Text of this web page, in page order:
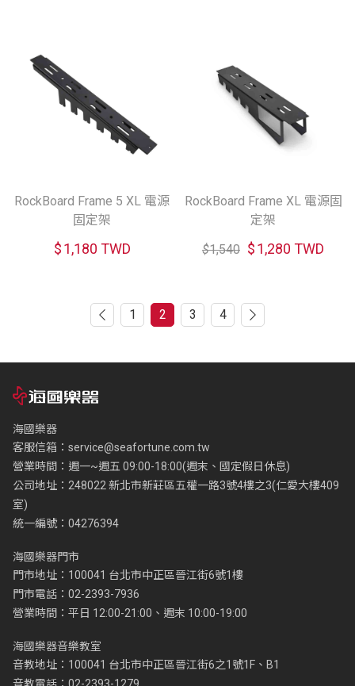
RockBoard Frame 5 XL 電源
固定架
$1,180 TWD
RockBoard Frame XL 電源固
定架
$1,540 $1,280 TWD
1 2 3 4
海國樂器
客服信箱： service@seafortune.com.tw
營業時間：週一~週五 09:00-18:00(週末、國定假日休息)
公司地址：248022 新北市新莊區五權一路3號4樓之3(仁愛大樓409
室)
統一編號：04276394
海國樂器門市
門市地址：100041 台北市中正區晉江街6號1樓
門市電話：02-2393-7936
營業時間：平日 12:00-21:00、週末 10:00-19:00
海國樂器音樂教室
音教地址：100041 台北市中正區晉江街6之1號1F、B1